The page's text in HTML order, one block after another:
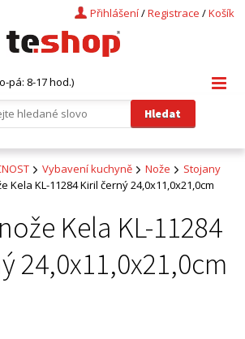
Košík
/
Registrace
/
Přihlášení
pá: 8-17 hod.)
Vybavení kuchyně Nože
Stojany
Kela KL-11284 Kiril černý 24,0x11,0x21,0cm
Kela KL-11284
24,0x11,0x21,0cm